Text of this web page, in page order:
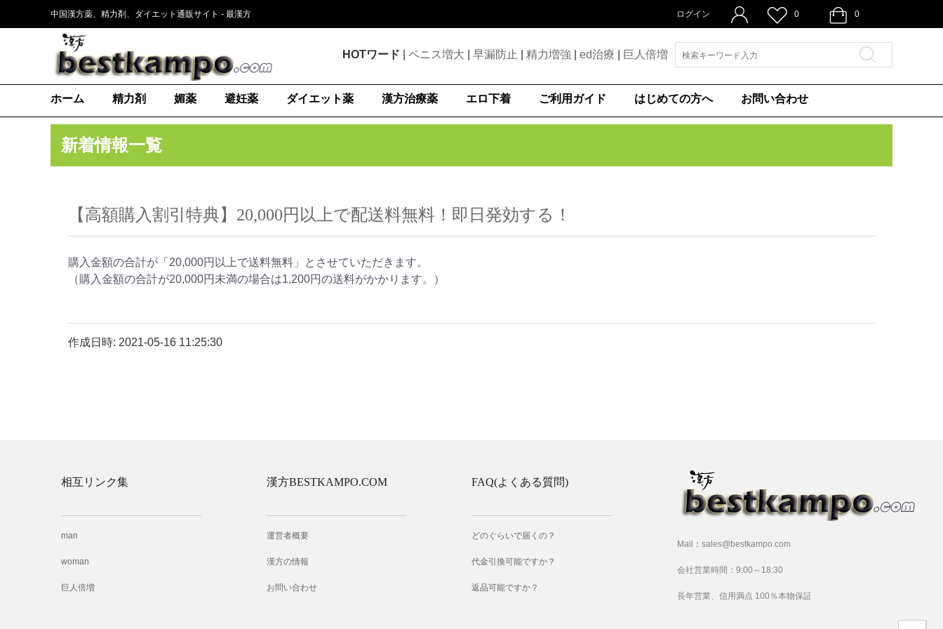
中国漢方薬、精力剤、ダイエット通販サイト - 最漢方 ログイン 0 0
HOTワード ペニス増大 早漏防止 精力増強 ed治療 巨人倍増
ホーム 精力剤 媚薬 避妊薬 ダイエット薬 漢方治療薬 エロ下着 ご利用ガイド はじめての方へ お問い合わせ
新着情報一覧
【高額購入割引特典】20,000円以上で配送料無料！即日発効する！
購入金額の合計が「20,000円以上で送料無料」とさせていただきます。
（購入金額の合計が20,000円未満の場合は1,200円の送料がかかります。）
作成日時: 2021-05-16 11:25:30
相互リンク集
man
woman
巨人倍増
漢方BESTKAMPO.COM
運営者概要
漢方の情報
お問い合わせ
FAQ(よくある質問)
どのぐらいで届くの？
代金引換可能ですか？
返品可能ですか？
Mail：sales@bestkampo.com
会社営業時間：9:00～18:30
長年営業、信用満点 100％本物保証